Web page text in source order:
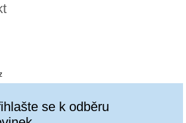
se k odběru